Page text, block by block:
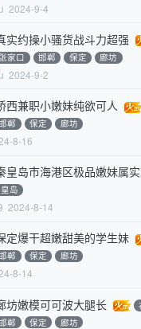
2024-9-4
实约操小骚货战斗力超强
张家口 邯郸 保定 廊坊
2024-9-2
西兼职小嫩妹纯欲可人
郸 保定 廊坊
8-16
皇岛市海港区极品嫩妹属
岛
2024-8-14
定爆干超嫩甜美的学生妹
郸 保定 廊坊
8-14
坊嫩模可可波大腿长
郸 保定 廊坊